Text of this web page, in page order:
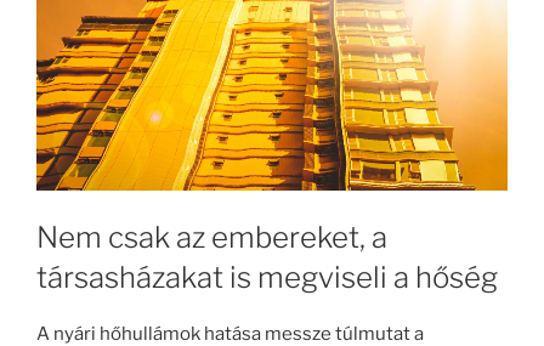
Nem csak az embereket, a
társasházakat is megviseli a hőség
A nyári hőhullámok hatása messze túlmutat a